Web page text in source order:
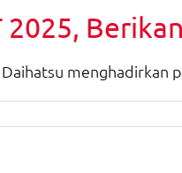
2025,
menghadirkan